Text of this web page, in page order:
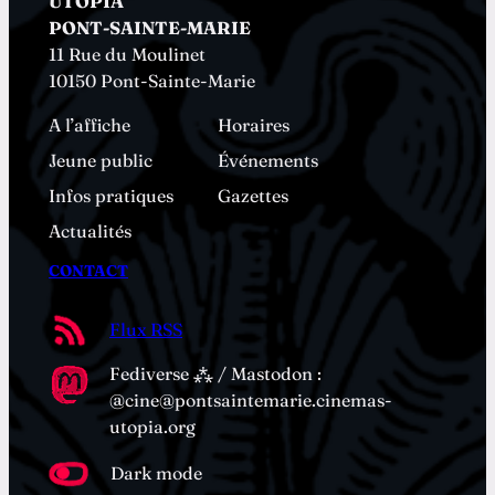
PONT-SAINTE-MARIE
11 Rue du Moulinet
10150 Pont-Sainte-Marie
A l’affiche
Horaires
Jeune public
Événements
Infos pratiques
Gazettes
Actualités
CONTACT
Flux RSS
Fediverse ⁂ / Mastodon :
@cine@pontsaintemarie.cinemas-
utopia.org
Dark mode